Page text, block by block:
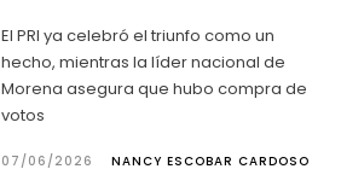
El PRI ya celebró el triunfo como un
hecho, mientras la líder nacional de
Morena asegura que hubo compra de
votos
07/06/2026 NANCY ESCOBAR CARDOSO